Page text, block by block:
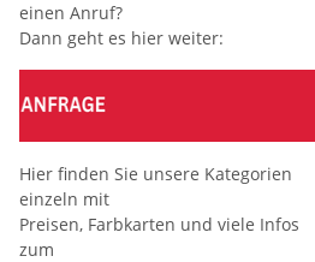
einen Anruf?
Dann geht es hier weiter:
Hier finden Sie unsere Kategorien
einzeln mit
Preisen, Farbkarten und viele Infos
zum